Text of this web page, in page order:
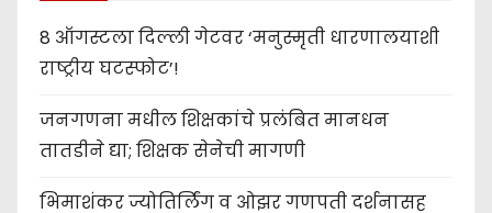
8 ऑगस्टला दिल्ली गेटवर ‘मनुस्मृती धारणालयाशी
राष्ट्रीय घटस्फोट’!
जनगणना मधील शिक्षकांचे प्रलंबित मानधन
तातडीने द्या; शिक्षक सेनेची मागणी
भिमाशंकर ज्योतिर्लिंग व ओझर गणपती दर्शनासह